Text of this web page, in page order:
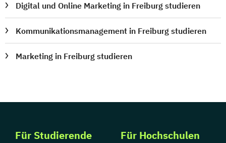
Digital und Online Marketing in Freiburg studieren
Kommunikationsmanagement in Freiburg studieren
Marketing in Freiburg studieren
Für Studierende Für Hochschulen